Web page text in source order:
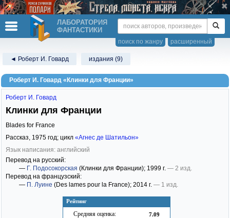
ЛАБОРАТОРИЯ
ФАНТАСТИКИ
расширенный
поиск по жанру
◄ Роберт И. Говард издания (9)
Роберт И. Говард «Клинки для Франции»
Рейтинг
Средняя оценка: 7.09
Роберт И. Говард
Клинки для Франции
Blades for France
Рассказ, 1975 год; цикл «Агнес де Шатильон»
Язык написания: английский
Перевод на русский:
— Г. Подосокорская (Клинки для Франции); 1999 г. — 2 изд.
Перевод на французский:
— П. Луине (Des lames pour la France); 2014 г. — 1 изд.